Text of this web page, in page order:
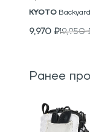
KYOTO
9,970 ₽19,950
Ранее